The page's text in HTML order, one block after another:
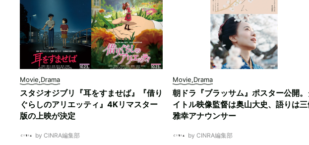
Movie,Drama
スタジオジブリ『耳をすませば』『借り
ぐらしのアリエッティ』4Kリマスター
版の上映が決定
by CINRA編集部
Movie,Drama
朝ドラ『ブラッサム』ポスター公開。
イトル映像監督は奥山大史、語りは
雅幸アナウンサー
by CINRA編集部